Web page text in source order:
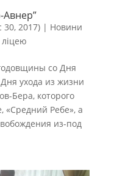
Авнер”
30, 2017)| Новини
со Дня
ухода из жизни
Бера, которого
«Средний Ребе», а
из-под